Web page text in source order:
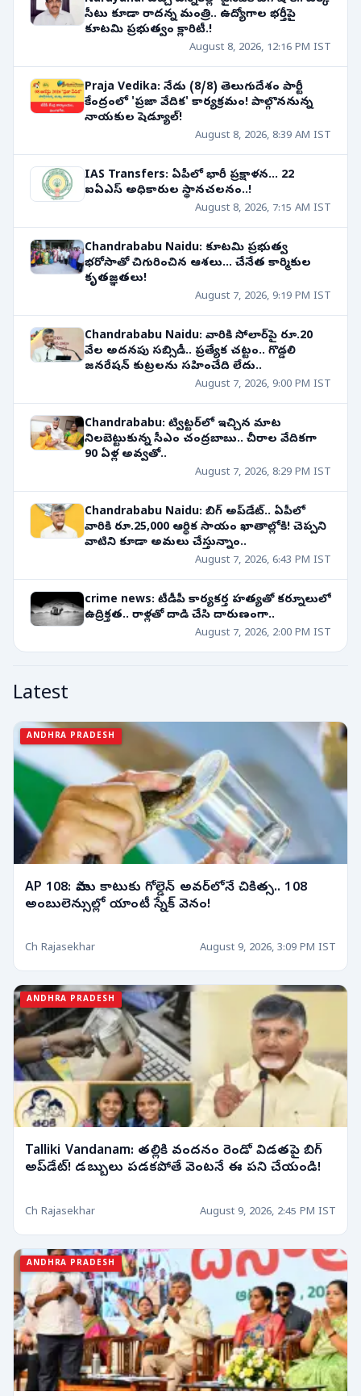
సీటు కూడా రాదన్న మంత్రి.. ఉద్యోగాల భర్తీపై
కూటమి ప్రభుత్వం క్లారిటీ.!
August 8, 2026, 12:16 PM IST
Praja Vedika: నేడు (8/8) తెలుగుదేశం పార్టీ
కేంద్రంలో 'ప్రజా వేదిక' కార్యక్రమం! పాల్గొననున్న
నాయకుల షెడ్యూల్!
August 8, 2026, 8:39 AM IST
IAS Transfers: ఏపీలో భారీ ప్రక్షాళన... 22
ఐఏఎస్ అధికారుల స్థానచలనం..!
August 8, 2026, 7:15 AM IST
Chandrababu Naidu: కూటమి ప్రభుత్వ
భరోసాతో చిగురించిన ఆశలు... చేనేత కార్మికుల
కృతజ్ఞతలు!
August 7, 2026, 9:19 PM IST
Chandrababu Naidu: వారికి సోలార్‌పై రూ.20
వేల అదనపు సబ్సిడీ.. ప్రత్యేక చట్టం.. గొడ్డలి
జనరేషన్ కుట్రలను సహించేది లేదు..
August 7, 2026, 9:00 PM IST
Chandrababu: ట్విట్టర్‌లో ఇచ్చిన మాట
నిలబెట్టుకున్న సీఎం చంద్రబాబు.. చీరాల వేదికగా
90 ఏళ్ల అవ్వతో..
August 7, 2026, 8:29 PM IST
Chandrababu Naidu: బిగ్ అప్‌డేట్.. ఏపీలో
వారికి రూ.25,000 ఆర్థిక సాయం ఖాతాల్లోకి! చెప్పని
వాటిని కూడా అమలు చేస్తున్నాం..
August 7, 2026, 6:43 PM IST
crime news: టీడీపీ కార్యకర్త హత్యతో కర్నూలులో
ఉద్రిక్తత.. రాళ్లతో దాడి చేసి దారుణంగా..
August 7, 2026, 2:00 PM IST
Latest
ANDHRA PRADESH
AP 108: పాము కాటుకు గోల్డెన్ అవర్‌లోనే చికిత్స.. 108
అంబులెన్సుల్లో యాంటీ స్నేక్ వెనం!
Ch Rajasekhar August 9, 2026, 3:09 PM IST
ANDHRA PRADESH
Talliki Vandanam: తల్లికి వందనం రెండో విడతపై బిగ్
అప్‌డేట్! డబ్బులు పడకపోతే వెంటనే ఈ పని చేయండి!
Ch Rajasekhar August 9, 2026, 2:45 PM IST
ANDHRA PRADESH